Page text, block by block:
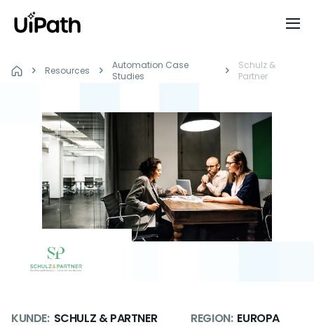
Resources
Automation Case
Studies
Schulz &
Partner
KUNDE: SCHULZ & PARTNER REGION: EUROPA